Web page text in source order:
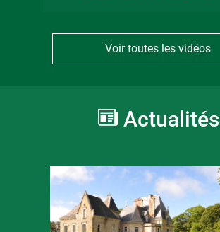
Voir toutes les vidéos
Actualités